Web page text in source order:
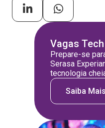
Vagas Tech
Prepare-se
Serasa
tecnologia
Saiba Mais